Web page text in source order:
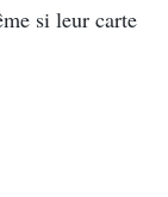
si leur carte